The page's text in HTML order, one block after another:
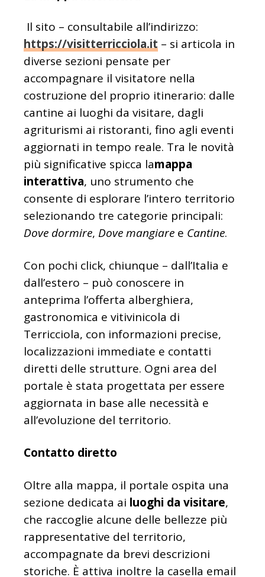
Il sito – consultabile all’indirizzo:
https://visitterricciola.it – si articola in
diverse sezioni pensate per
accompagnare il visitatore nella
costruzione del proprio itinerario: dalle
cantine ai luoghi da visitare, dagli
agriturismi ai ristoranti, fino agli eventi
aggiornati in tempo reale. Tra le novità
più significative spicca lamappa
interattiva, uno strumento che
consente di esplorare l’intero territorio
selezionando tre categorie principali:
Dove dormire, Dove mangiare e Cantine.
Con pochi click, chiunque – dall’Italia e
dall’estero – può conoscere in
anteprima l’offerta alberghiera,
gastronomica e vitivinicola di
Terricciola, con informazioni precise,
localizzazioni immediate e contatti
diretti delle strutture. Ogni area del
portale è stata progettata per essere
aggiornata in base alle necessità e
all’evoluzione del territorio.
Contatto diretto
Oltre alla mappa, il portale ospita una
sezione dedicata ai luoghi da visitare,
che raccoglie alcune delle bellezze più
rappresentative del territorio,
accompagnate da brevi descrizioni
storiche. È attiva inoltre la casella email